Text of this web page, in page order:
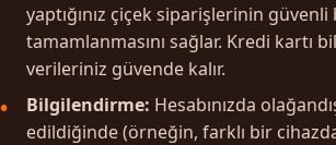
yaptığınız çiçek siparişlerinin
tamamlanmasını sağlar. Kredi kartı
verileriniz güvende kalır.
Bilgilendirme: Hesabınızda
edildiğinde (örneğin, farklı bir